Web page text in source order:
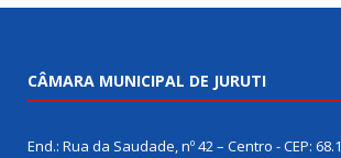
CÂMARA MUNICIPAL DE JURUTI
End.: Rua da Saudade, nº 42 – Centro - CEP: